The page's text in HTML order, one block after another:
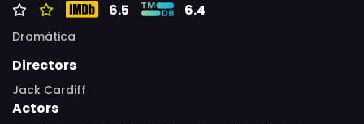
6.5 6.4
Dramàtica
Directors
Jack Cardiff
Actors